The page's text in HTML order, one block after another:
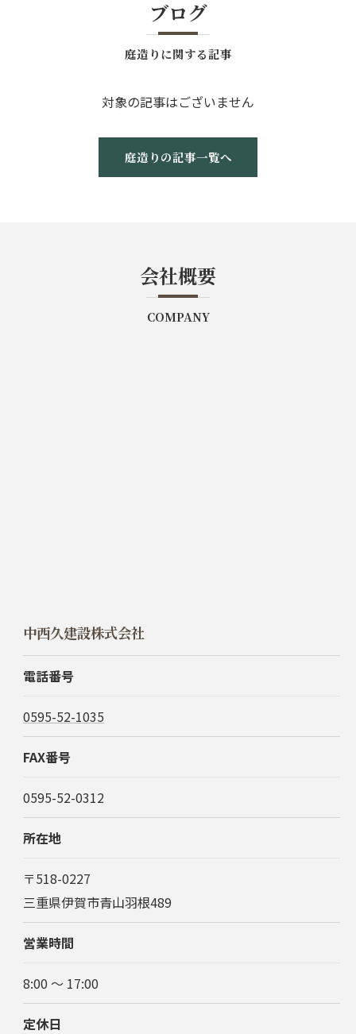
ブログ
庭造りに関する記事
対象の記事はございません
庭造りの記事一覧へ
会社概要
COMPANY
中西久建設株式会社
電話番号
0595-52-1035
FAX番号
0595-52-0312
所在地
〒518-0227
三重県伊賀市青山羽根489
営業時間
8:00 〜 17:00
定休日